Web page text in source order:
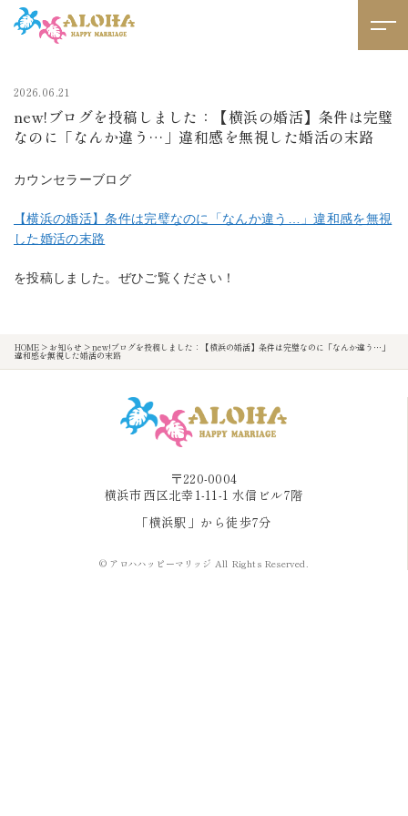
2026.06.21
new!ブログを投稿しました：【横浜の婚活】条件は完璧
なのに「なんか違う…」違和感を無視した婚活の末路
カウンセラーブログ
【横浜の婚活】条件は完璧なのに「なんか違う…」違和感を無視
した婚活の末路
を投稿しました。ぜひご覧ください！
HOME> お知らせ >new!ブログを投稿しました：【横浜の婚活】条件は完璧なのに「なんか違う…」
違和感を無視した婚活の末路
〒220-0004
横浜市西区北幸1-11-1 水信ビル7階
「横浜駅」から徒歩7分
© アロハハッピーマリッジ All Rights Reserved.